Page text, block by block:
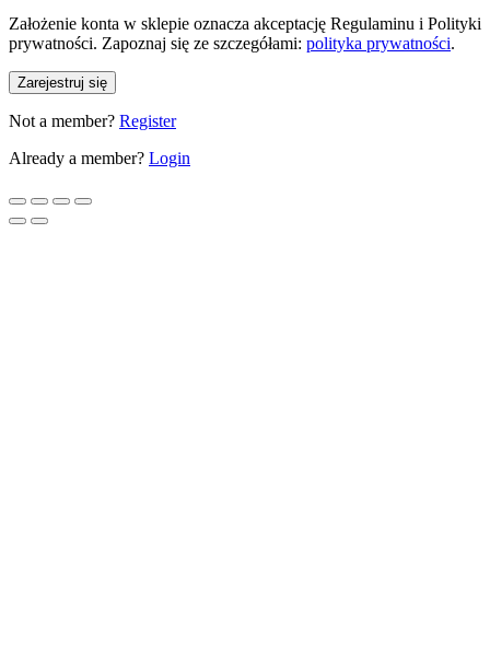
Założenie konta w sklepie oznacza akceptację Regulaminu i Polityki
prywatności. Zapoznaj się ze szczegółami: polityka prywatności.
Zarejestruj się
Not a member? Register
Already a member? Login